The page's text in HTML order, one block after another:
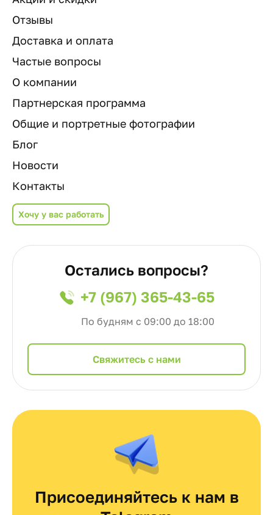
Отзывы
Доставка и оплата
Частые вопросы
О компании
Партнерская программа
Общие и портретные фотографии
Блог
Новости
Контакты
Хочу у вас работать
Остались вопросы?
+7 (967) 365-43-65
По будням с 09:00 до 18:00
Cвяжитесь с нами
Присоединяйтесь к нам в